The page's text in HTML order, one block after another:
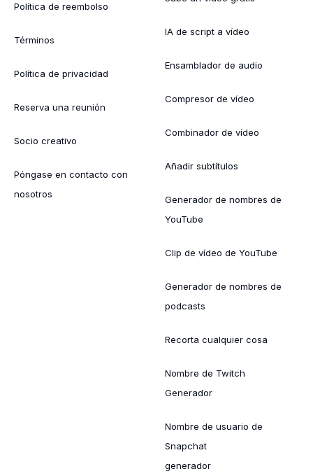
Política de reembolso
Términos
Política de privacidad
Reserva una reunión
Socio creativo
Póngase en contacto con
nosotros
IA de script a vídeo
Ensamblador de audio
Compresor de vídeo
Combinador de vídeo
Añadir subtítulos
Generador de nombres de
YouTube
Clip de vídeo de YouTube
Generador de nombres de
podcasts
Recorta cualquier cosa
Nombre de Twitch
Generador
Nombre de usuario de
Snapchat
generador